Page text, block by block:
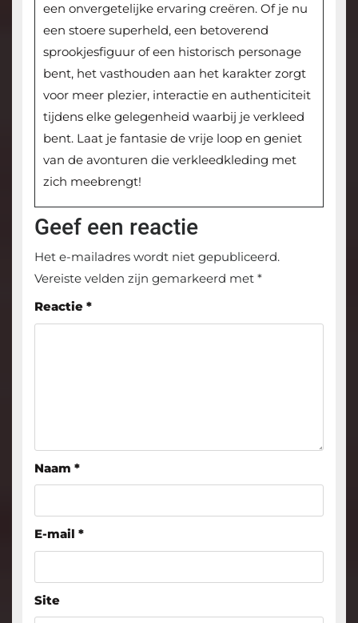
een onvergetelijke ervaring creëren. Of je nu
een stoere superheld, een betoverend
sprookjesfiguur of een historisch personage
bent, het vasthouden aan het karakter zorgt
voor meer plezier, interactie en authenticiteit
tijdens elke gelegenheid waarbij je verkleed
bent. Laat je fantasie de vrije loop en geniet
van de avonturen die verkleedkleding met
zich meebrengt!
Geef een reactie
Het e-mailadres wordt niet gepubliceerd.
Vereiste velden zijn gemarkeerd met *
Reactie *
Naam *
E-mail *
Site